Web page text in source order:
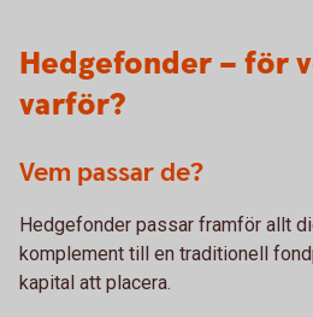
Hedgefonder – för
varför?
Vem passar de?
Hedgefonder passar framför allt
komplement till en traditionell
kapital att placera.